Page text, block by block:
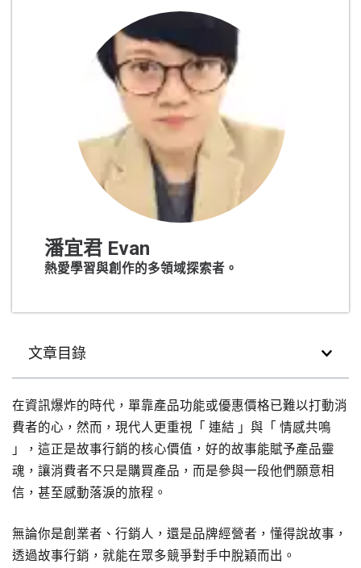
潘宜君 Evan
熱愛學習與創作的多領域探索者。
文章目錄
在資訊爆炸的時代，單靠產品功能或優惠價格已難以打動消
費者的心，然而，現代人更重視「 連結 」與「 情感共鳴
」，這正是故事行銷的核心價值，好的故事能賦予產品靈
魂，讓消費者不只是購買產品，而是參與一段他們願意相
信，甚至感動落淚的旅程。
無論你是創業者、行銷人，還是品牌經營者，懂得說故事，
透過故事行銷，就能在眾多競爭對手中脫穎而出。